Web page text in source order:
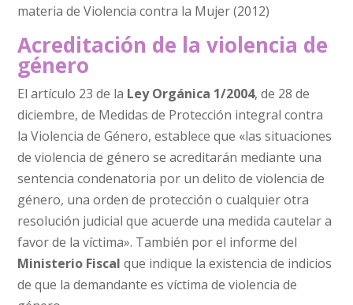
materia de Violencia contra la Mujer (2012)
Acreditación de la violencia de
género
El artículo 23 de la Ley Orgánica 1/2004, de 28 de
diciembre, de Medidas de Protección integral contra
la Violencia de Género, establece que «las situaciones
de violencia de género se acreditarán mediante una
sentencia condenatoria por un delito de violencia de
género, una orden de protección o cualquier otra
resolución judicial que acuerde una medida cautelar a
favor de la víctima». También por el informe del
Ministerio Fiscal que indique la existencia de indicios
de que la demandante es víctima de violencia de